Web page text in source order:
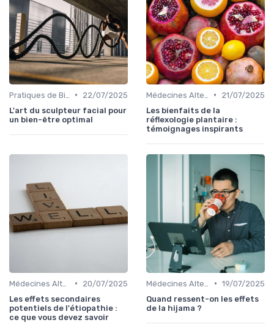
•
22/07/2025
L'art du sculpteur facial pour
un bien-être optimal
•
21/07/2025
Les bienfaits de la
réflexologie plantaire :
témoignages inspirants
•
20/07/2025
Les effets secondaires
potentiels de l'étiopathie :
ce que vous devez savoir
• 19/07/2025
Quand ressent-on les effets
de la hijama ?